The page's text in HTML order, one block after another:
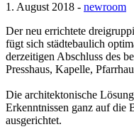
1. August 2018 - newroom
Der neu errichtete
fügt sich städtebaulich
derzeitigen Abschluss des
Presshaus, Kapelle,
Die architektonische
Erkenntnissen ganz auf die
ausgerichtet.